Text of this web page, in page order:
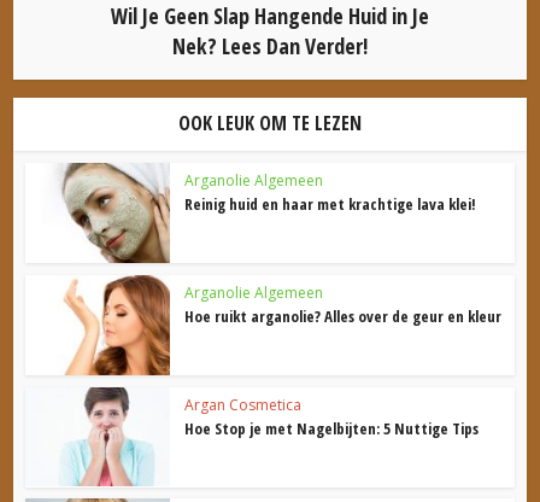
Wil Je Geen Slap Hangende Huid in Je
Nek? Lees Dan Verder!
OOK LEUK OM TE LEZEN
Arganolie Algemeen
Reinig huid en haar met krachtige lava klei!
Arganolie Algemeen
Hoe ruikt arganolie? Alles over de geur en kleur
Argan Cosmetica
Hoe Stop je met Nagelbijten: 5 Nuttige Tips